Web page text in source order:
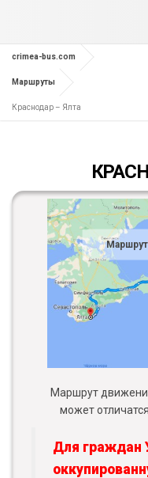
crimea-bus.com
Маршруты
Краснодар – Ялта
Маршрут
может
Для граждан